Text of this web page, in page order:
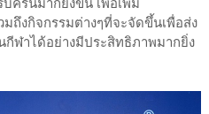
ครันมากยิ่งขึ้น เพื่อเพิ่ม
ถึงกิจกรรมต่างๆที่จะจัดขึ้นเพื่อส่ง
กีฬาได้อย่างมีประสิทธิภาพมากยิ่ง